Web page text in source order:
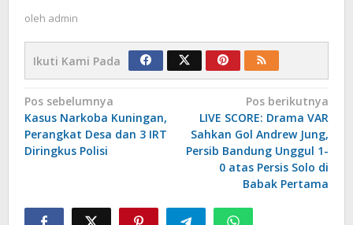
oleh admin
Ikuti Kami Pada
Navigasi
pos
Pos sebelumnya
Kasus Narkoba Kuningan,
Perangkat Desa dan 3 IRT
Diringkus Polisi
Pos berikutnya
LIVE SCORE: Drama VAR
Sahkan Gol Andrew Jung,
Persib Bandung Unggul 1-
0 atas Persis Solo di
Babak Pertama